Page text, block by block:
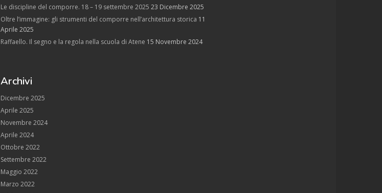
Le discipline del comporre. 18 – 19 settembre 2025 23 Dicembre 2025
Oltre l’immagine: gli strumenti del comporre nell’architettura storica 11
Aprile 2025
Raffaello. Il segno e la regola nella scuola di Atene 15 Novembre 2024
Archivi
Dicembre 2025
Aprile 2025
Novembre 2024
Aprile 2024
Ottobre 2022
Settembre 2022
Maggio 2022
Marzo 2022